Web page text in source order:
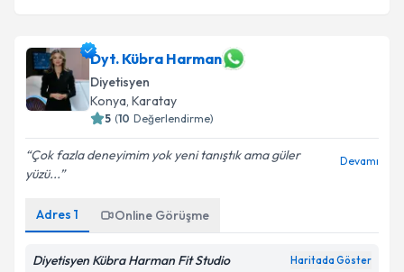
Dyt. Kübra Harman
Diyetisyen
Konya, Karatay
5 (10 Değerlendirme)
Çok fazla deneyimim yok yeni tanıştık ama güler
yüzü...
Devamı
Adres 1 Online Görüşme
Diyetisyen Kübra Harman Fit Studio Haritada Göster